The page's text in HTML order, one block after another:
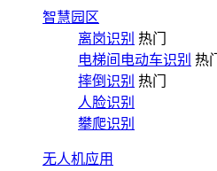
智慧园区
离岗识别 热门
电梯间电动车识别 热门
摔倒识别 热门
人脸识别
攀爬识别
无人机应用